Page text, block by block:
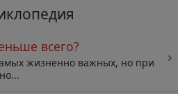
всего?
жизненно важных, но при